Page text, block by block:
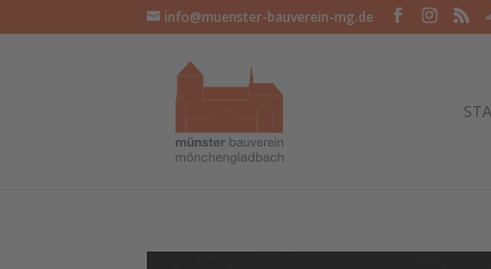
info@muenster-bauverein-mg.de